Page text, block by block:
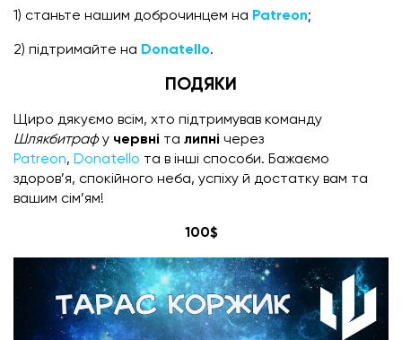
1) станьте нашим доброчинцем на Patreon;
2) підтримайте на Donatello.
ПОДЯКИ
Щиро дякуємо всім, хто підтримував команду
Шлякбитрафу червні та липні через
Patreon, Donatello та в інші способи. Бажаємо
здоров’я, спокійного неба, успіху й достатку вам та
вашим сім’ям!
100$